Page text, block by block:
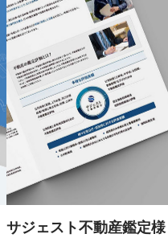
サジェスト不動産鑑定